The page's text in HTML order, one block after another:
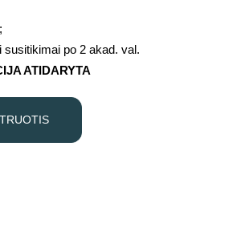
susitikimai po 2 akad. val.
ATIDARYTA